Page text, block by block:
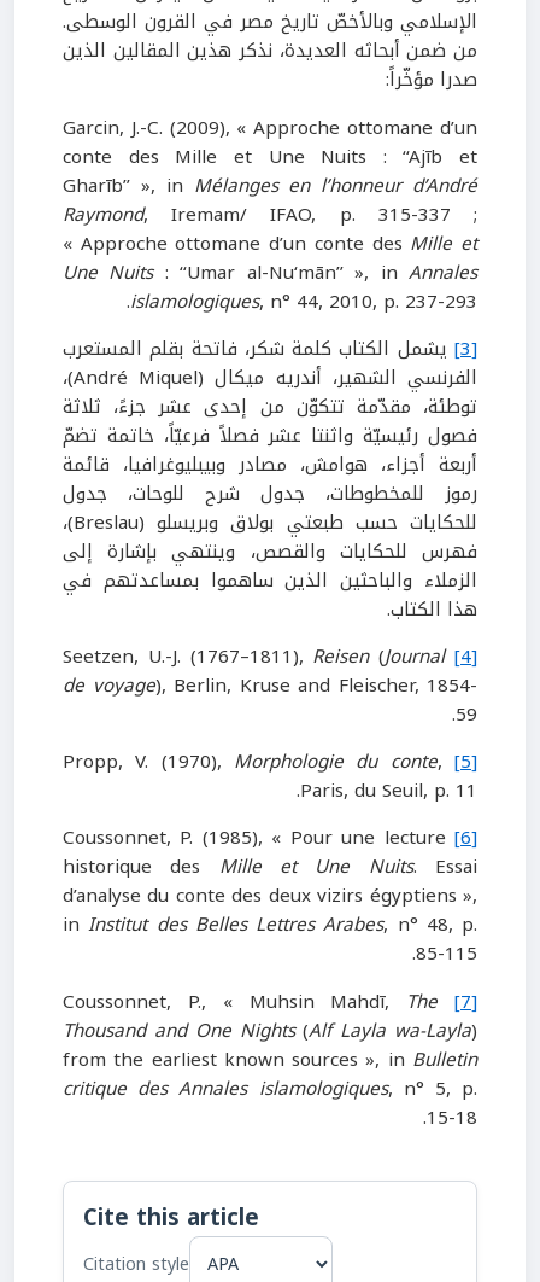
الإسلامي وبالأخصّ تاريخ مصر في القرون الوسطى.
من ضمن أبحاثه العديدة، نذكر هذين المقالين الذين
صدرا مؤخّراً:
Garcin, J.-C. (2009), « Approche ottomane d’un
conte des Mille et Une Nuits : ‘‘Ajīb et
Gharīb’’ », in Mélanges en l’honneur d’André
Raymond, Iremam/ IFAO, p. 315-337 ;
« Approche ottomane d’un conte des Mille et
Une Nuits: ‘‘Umar al-Nu‘mān’’ », inAnnales
islamologiques, n° 44, 2010, p. 237-293.
[3]
يشمل الكتاب كلمة شكر، فاتحة بقلم المستعرب
الفرنسي الشهير، أندريه ميكال (André Miquel)،
توطئة، مقدّمة تتكوّن من إحدى عشر جزءً، ثلاثة
فصول رئيسيّة واثنتا عشر فصلاً فرعيّاً، خاتمة تضمّ
أربعة أجزاء، هوامش، مصادر وبيبليوغرافيا، قائمة
رموز للمخطوطات، جدول شرح للوحات، جدول
للحكايات حسب طبعتي بولاق وبريسلو (Breslau)،
فهرس للحكايات والقصص، وينتهي بإشارة إلى
الزملاء والباحثين الذين ساهموا بمساعدتهم في
هذا الكتاب.
[4]
Seetzen, U.-J. (1767–1811),
Reisen(Journal
de voyage), Berlin, Kruse and Fleischer, 1854-
59.
[5]
Propp, V. (1970),
Morphologie du conte,
Paris, du Seuil, p. 11.
[6]
Coussonnet, P. (1985), « Pour une lecture
historique des Mille et Une Nuits. Essai
d’analyse du conte des deux vizirs égyptiens »,
inInstitut des Belles Lettres Arabes, n° 48, p.
85-115.
[7]
Coussonnet, P., « Muhsin Mahdī,
The
Thousand and One Nights(Alf Layla wa-Layla)
from the earliest known sources », in Bulletin
critique des Annales islamologiques, n° 5, p.
15-18.
Cite this article
Citation style